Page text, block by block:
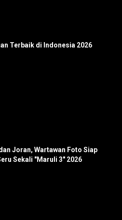
Terbaik di Indonesia 2026
Joran, Wartawan Foto Siap
Sekali "Maruli 3" 2026